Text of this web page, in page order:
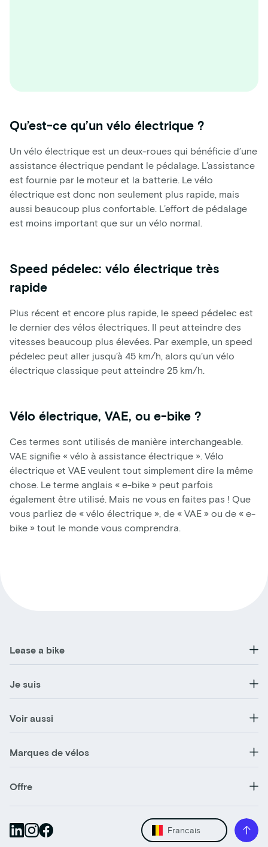
Qu’est-ce qu’un vélo électrique ?
Un vélo électrique est un deux-roues qui bénéficie d’une
assistance électrique pendant le pédalage. L’assistance
est fournie par le moteur et la batterie. Le vélo
électrique est donc non seulement plus rapide, mais
aussi beaucoup plus confortable. L’effort de pédalage
est moins important que sur un vélo normal.
Speed pédelec: vélo électrique très
rapide
Plus récent et encore plus rapide, le speed pédelec est
le dernier des vélos électriques. Il peut atteindre des
vitesses beaucoup plus élevées. Par exemple, un speed
pédelec peut aller jusqu’à 45 km/h, alors qu’un vélo
électrique classique peut atteindre 25 km/h.
Vélo électrique, VAE, ou e-bike ?
Ces termes sont utilisés de manière interchangeable.
VAE signifie « vélo à assistance électrique ». Vélo
électrique et VAE veulent tout simplement dire la même
chose. Le terme anglais « e-bike » peut parfois
également être utilisé. Mais ne vous en faites pas ! Que
vous parliez de « vélo électrique », de « VAE » ou de « e-
bike » tout le monde vous comprendra.
Lease a bike
Je suis
Voir aussi
Marques de vélos
Offre
Francais